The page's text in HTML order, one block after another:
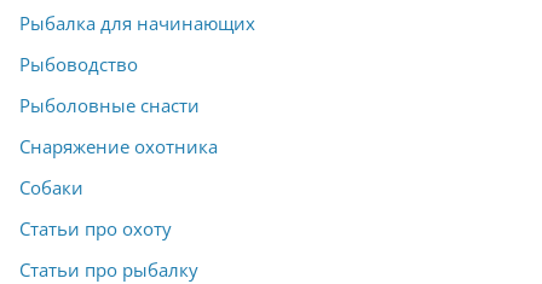
Рыбалка для начинающих
Рыбоводство
Рыболовные снасти
Снаряжение охотника
Собаки
Статьи про охоту
Статьи про рыбалку